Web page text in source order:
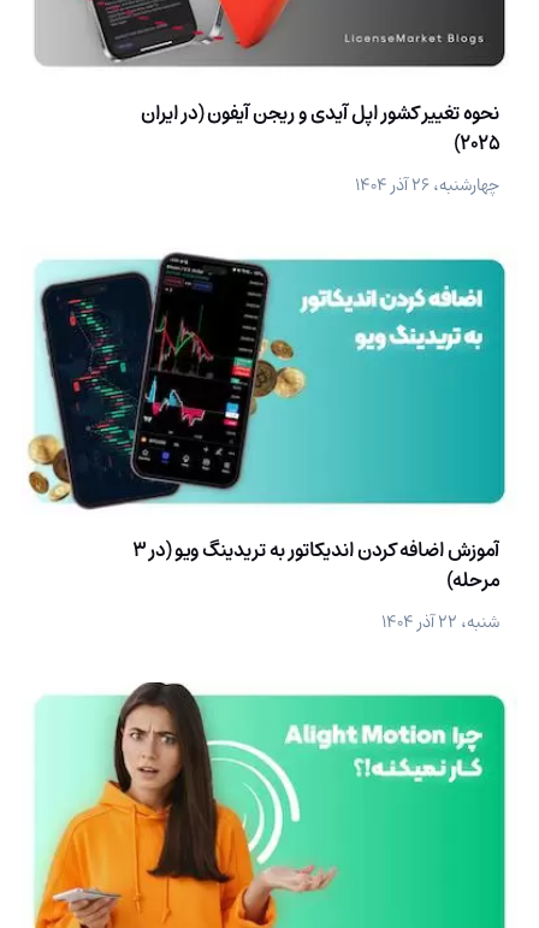
نحوه تغییر کشور اپل آیدی و ریجن آیفون (در ایران
2025)
چهارشنبه، ۲۶ آذر ۱۴۰۴
آموزش اضافه کردن اندیکاتور به تریدینگ ویو (در 3
مرحله)
شنبه، ۲۲ آذر ۱۴۰۴